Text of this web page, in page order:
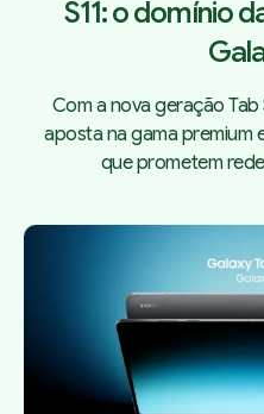
S11: o domínio
Com a nova geração Tab
aposta na gama premium
que prometem